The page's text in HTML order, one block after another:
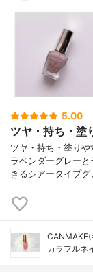
5.00
ツヤ・持ち・塗
ツヤ・持ち・塗り
ラベンダーグレー
きるシアータイプ
CANMAKE(
カラフルネ